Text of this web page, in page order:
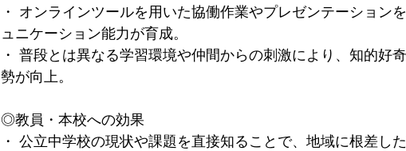
・ オンラインツールを用いた協働作業やプレゼンテーション
ュニケーション能力が育成。
・ 普段とは異なる学習環境や仲間からの刺激により、知的好
勢が向上。
◎教員・本校への効果
・ 公立中学校の現状や課題を直接知ることで、地域に根差し